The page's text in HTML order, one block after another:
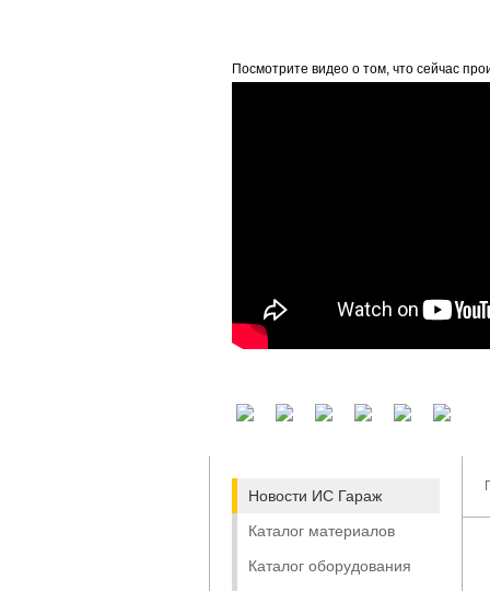
Посмотрите видео о том, что сейчас
Новости ИС Гараж
Каталог материалов
Каталог оборудования